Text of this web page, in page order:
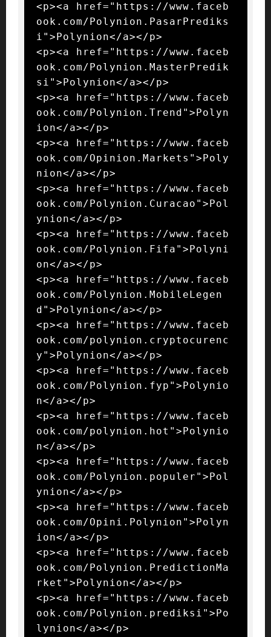
<p><a href="https://www.faceb
ook.com/Polynion.PasarPrediks
i">Polynion</a></p>
<p><a href="https://www.faceb
ook.com/Polynion.MasterPredik
si">Polynion</a></p>
<p><a href="https://www.faceb
ook.com/Polynion.Trend">Polyn
ion</a></p>
<p><a href="https://www.faceb
ook.com/Opinion.Markets">Poly
nion</a></p>
<p><a href="https://www.faceb
ook.com/Polynion.Curacao">Pol
ynion</a></p>
<p><a href="https://www.faceb
ook.com/Polynion.Fifa">Polyni
on</a></p>
<p><a href="https://www.faceb
ook.com/Polynion.MobileLegen
d">Polynion</a></p>
<p><a href="https://www.faceb
ook.com/polynion.cryptocurenc
y">Polynion</a></p>
<p><a href="https://www.faceb
ook.com/Polynion.fyp">Polynio
n</a></p>
<p><a href="https://www.faceb
ook.com/polynion.hot">Polynio
n</a></p>
<p><a href="https://www.faceb
ook.com/Polynion.populer">Pol
ynion</a></p>
<p><a href="https://www.faceb
ook.com/Opini.Polynion">Polyn
ion</a></p>
<p><a href="https://www.faceb
ook.com/Polynion.PredictionMa
rket">Polynion</a></p>
<p><a href="https://www.faceb
ook.com/Polynion.prediksi">Po
lynion</a></p>